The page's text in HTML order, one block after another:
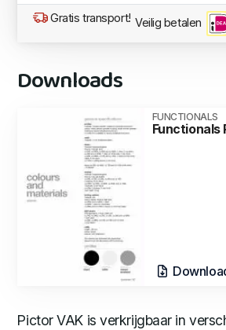
Gratis transport! Veilig betalen
Downloads
FUNCTIONALS
Functionals
Pictor VAK is verkrijgbaar in